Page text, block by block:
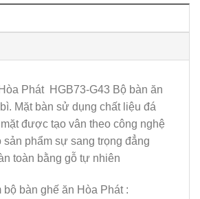
Phát HGB73-G43 Bộ bàn ăn
Mặt bàn sử dụng chất liệu đá
được tạo vân theo công nghệ
sản phẩm sự sang trọng đẳng
toàn bằng gỗ tự nhiên
bộ bàn ghế ăn Hòa Phát :